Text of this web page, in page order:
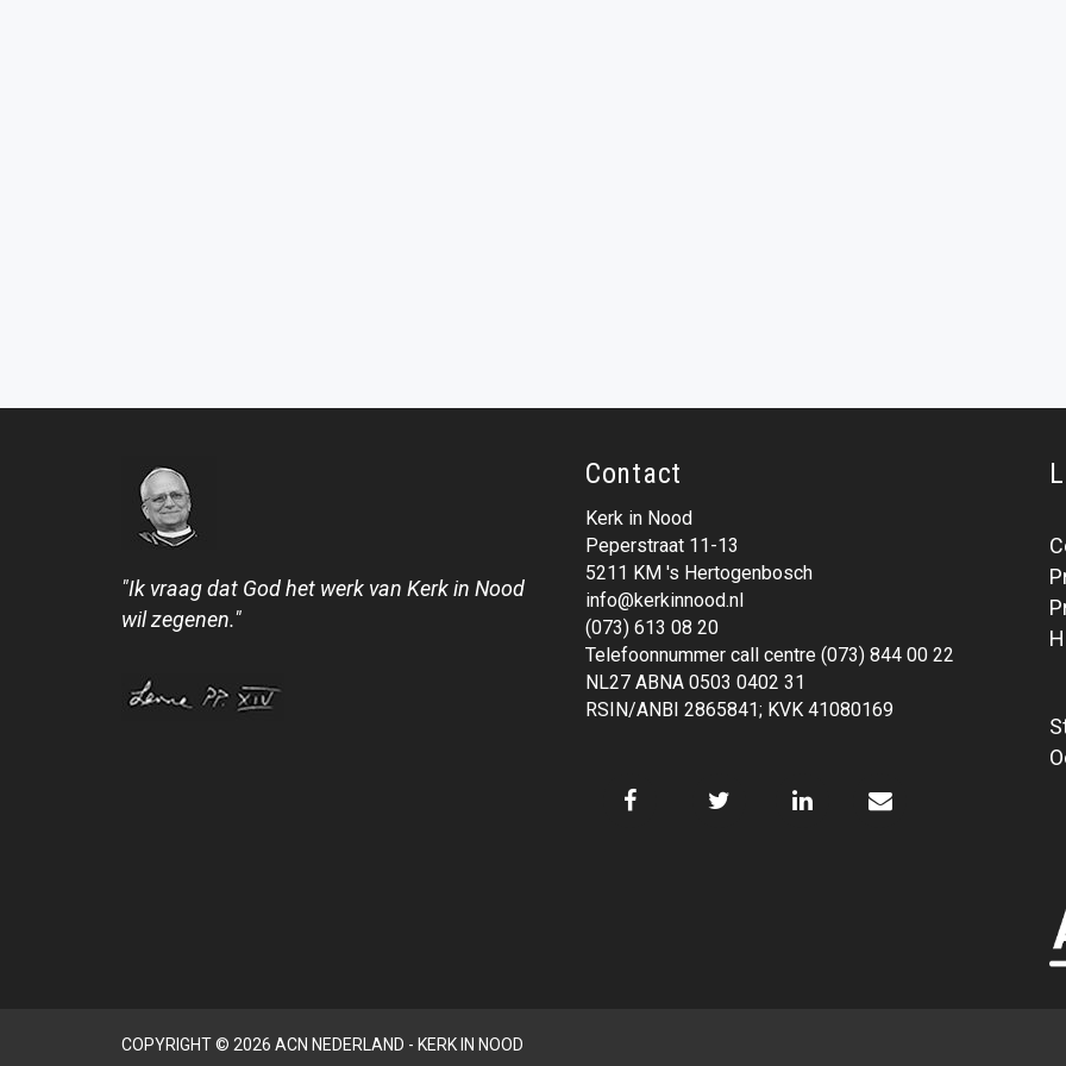
"Ik vraag dat God het werk van Kerk in Nood
wil zegenen."
Contact
Kerk in Nood
Peperstraat 11-13
5211 KM 's Hertogenbosch
info@kerkinnood.nl
(073) 613 08 20
Telefoonnummer call centre (073) 844 00 22
NL27 ABNA 0503 0402 31
RSIN/ANBI 2865841; KVK 41080169
COPYRIGHT © 2026 ACN NEDERLAND - KERK IN NOOD